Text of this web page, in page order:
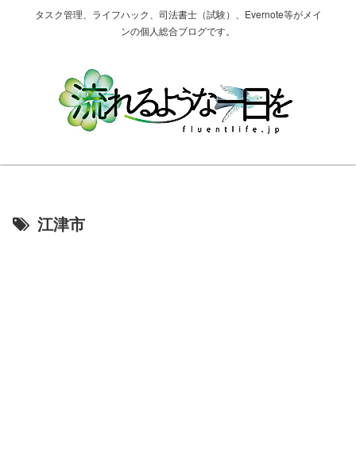
タスク管理、ライフハック、司法書士（試験）、Evernote等がメイ
ンの個人総合ブログです。
江津市